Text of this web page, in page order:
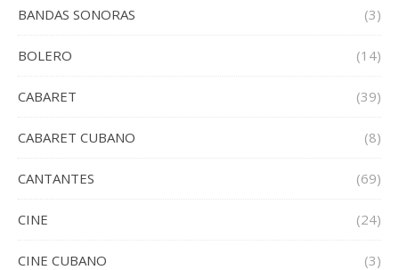
BANDAS SONORAS (3)
BOLERO (14)
CABARET (39)
CABARET CUBANO (8)
CANTANTES (69)
CINE (24)
CINE CUBANO (3)